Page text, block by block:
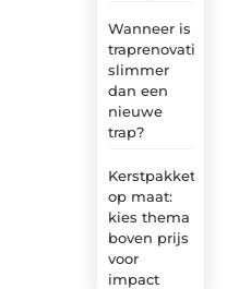
Wanneer is
traprenovatie
slimmer
dan een
nieuwe
trap?
Kerstpakket
op maat:
kies thema
boven prijs
voor
impact